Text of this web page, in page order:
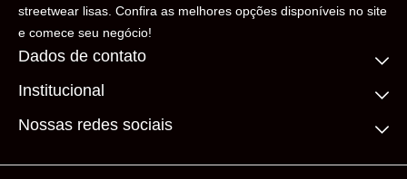
streetwear lisas. Confira as melhores opções disponíveis no site
e comece seu negócio!
Dados de contato
(11) 99306-5206
Fale conosco
Institucional
Quem somos
Frete Grátis
Nossas redes sociais